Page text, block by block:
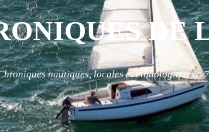
DE
nautiques, locales et ethnologiques.